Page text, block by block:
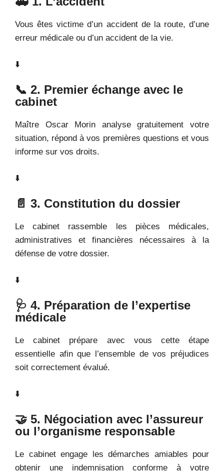
Vous êtes victime d’un accident de la route, d’une
erreur médicale ou d’un accident de la vie.
⬇️
📞 2. Premier échange avec le
cabinet
Maître Oscar Morin analyse gratuitement votre
situation, répond à vos premières questions et vous
informe sur vos droits.
⬇️
📄 3. Constitution du dossier
Le cabinet rassemble les pièces médicales,
administratives et financières nécessaires à la
défense de votre dossier.
⬇️
🩺 4. Préparation de l’expertise
médicale
Le cabinet prépare avec vous cette étape
essentielle afin que l’ensemble de vos préjudices
soit correctement évalué.
⬇️
🤝 5. Négociation avec l’assureur
ou l’organisme responsable
Le cabinet engage les démarches amiables pour
obtenir une indemnisation conforme à votre